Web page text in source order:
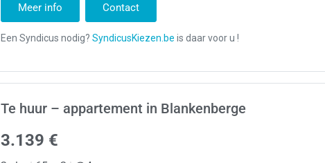
Meer info Contact
Te huur – appartement in Blankenberge
3.139 €